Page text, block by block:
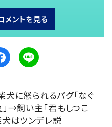
メントを見る
犬に怒られるパグ「なぐ
」→飼い主「君もしつこ
はツンデレ説